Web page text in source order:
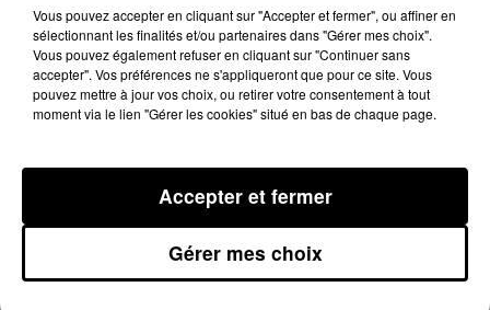
10 juin 2024 - 4 min 28 sec
LES INFOS DE L'HÉRAULT DU 10/06/2024 À
17H00
Podcasts infos de l'Hérault
Vous pouvez accepter en cliquant sur "Accepter et fermer", ou affiner en
sélectionnant les finalités et/ou partenaires dans "Gérer mes choix".
Vous pouvez également refuser en cliquant sur "Continuer sans
accepter". Vos préférences ne s'appliqueront que pour ce site. Vous
pouvez mettre à jour vos choix, ou retirer votre consentement à tout
moment via le lien "Gérer les cookies" situé en bas de chaque page.
Gérer mes choix
Accepter et fermer